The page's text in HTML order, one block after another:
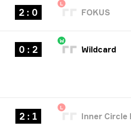
2 : 0
L
FOKUS
0 : 2
W
Wildcard
2 : 1
L